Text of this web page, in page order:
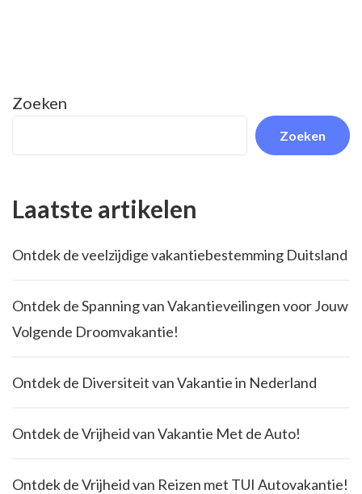
Zoeken
Zoeken
Laatste artikelen
Ontdek de veelzijdige vakantiebestemming Duitsland
Ontdek de Spanning van Vakantieveilingen voor Jouw
Volgende Droomvakantie!
Ontdek de Diversiteit van Vakantie in Nederland
Ontdek de Vrijheid van Vakantie Met de Auto!
Ontdek de Vrijheid van Reizen met TUI Autovakantie!